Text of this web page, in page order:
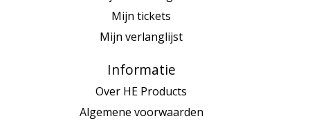
Mijn tickets
Mijn verlanglijst
Informatie
Over HE Products
Algemene voorwaarden